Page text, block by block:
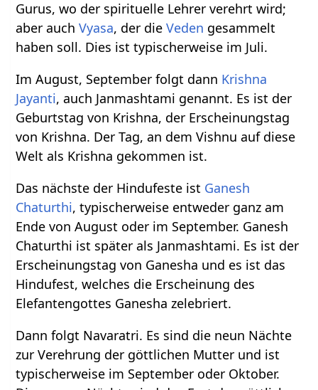
Gurus, wo der spirituelle Lehrer verehrt wird;
aber auchVyasa, der dieVeden gesammelt
haben soll. Dies ist typischerweise im Juli.
Im August, September folgt dann Krishna
Jayanti, auch Janmashtami genannt. Es ist der
Geburtstag von Krishna, der Erscheinungstag
von Krishna. Der Tag, an dem Vishnu auf diese
Welt als Krishna gekommen ist.
Das nächste der Hindufeste ist Ganesh
Chaturthi, typischerweise entweder ganz am
Ende von August oder im September. Ganesh
Chaturthi ist später als Janmashtami. Es ist der
Erscheinungstag von Ganesha und es ist das
Hindufest, welches die Erscheinung des
Elefantengottes Ganesha zelebriert.
Dann folgt Navaratri. Es sind die neun Nächte
zur Verehrung der göttlichen Mutter und ist
typischerweise im September oder Oktober.